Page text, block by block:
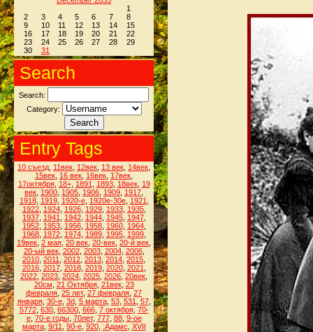
1
2
3 4 5 6 7
8
9
10 11 12 13 14
15
16
17 18 19 20 21
22
23
24 25 26 27 28
29
30
31
Search
Search:
Category:
Entry Tags
10 съезд 11век 12век 13 век 14век
15век 16 век 16век 17век
17октября, 18+, 1891 1893, 18век, 19
век 1900 1905 1906 1909 1917
1918, 1919, 1920-е, 1920е-30е, 1921
1922, 1924, 1926, 1929, 1933, 1935,
1937, 1941 1942, 1944, 1945, 1947,
1952, 1953, 1956, 1958, 1960, 1964,
1968, 1972, 1974, 1989, 1995, 1999,
19век 2 мая 20 век 20-век 20-й век
20-ый век, 2002, 2003, 2004, 2006,
2010 2011 2012 2013 2014 2015
2016, 2017, 2018, 2019, 2020, 2021
2022 2023 2024 2025 2026 20век
20см 21 Октября, 21век, 23
февраля 25 лет, 27 февраля 27
января, 30-е, 3d, 5 марта, 53, 531 57,
5772, 630, 66300, 666, 7 октября, 70-
е, 70-е годы, 70лет, 777, 88, 9-ое
марта, 9/11 90-е, 920, :Адамс XVII